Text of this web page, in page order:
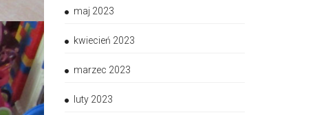
maj 2023
kwiecień 2023
marzec 2023
luty 2023